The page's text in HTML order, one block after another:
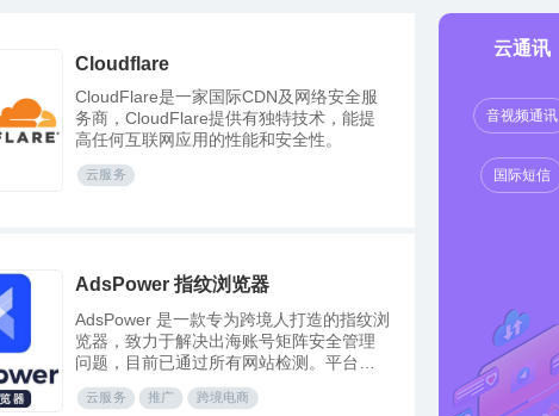
Cloudflare
CloudFlare是一家国际CDN及网络安全服
务商，CloudFlare提供有独特技术，能提
高任何互联网应用的性能和安全性。
云服务
AdsPower 指纹浏览器
AdsPower 是一款专为跨境人打造的指纹浏
览器，致力于解决出海账号矩阵安全管理
问题，目前已通过所有网站检测。平台提
供独特的指纹配置、专业的浏览器自动
化、高效的团队协作功能，为您的账号环
云服务 推广 跨境电商
云通讯
音视频通讯
国际短信